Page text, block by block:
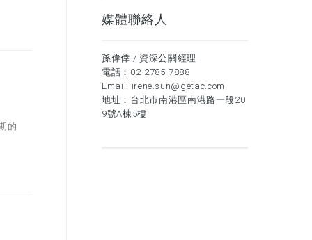
的
媒體聯絡人
孫偉倖 / 資深公關經理
電話： 02-2785-7888
Email: irene.sun@getac.com
地址：台北市南港區南港路一段20
9號A棟5樓